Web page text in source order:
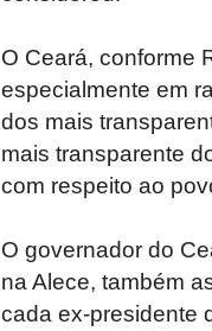
O Ceará, conforme
especialmente em
dos mais
mais transparente
com respeito ao
O governador do
na Alece, também
cada ex-presidente